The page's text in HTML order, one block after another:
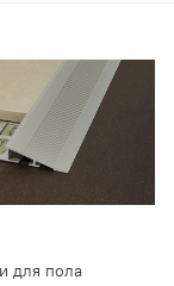
для пола